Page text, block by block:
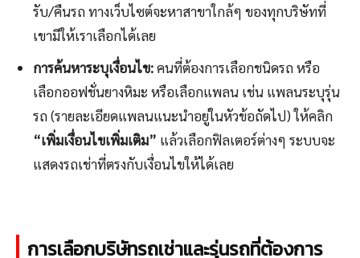
รับ/คืนรถ ทางเว็บไซต์จะหาสาขาใกล้ๆ ของทุกบริษัทที่
เขามีให้เราเลือกได้เลย
การค้นหาระบุเงื่อนไข:คนที่ต้องการเลือกชนิดรถ หรือ
เลือกออฟชั่นยางหิมะ หรือเลือกแพลน เช่น แพลนระบุรุ่น
รถ (รายละเอียดแพลนแนะนำอยู่ในหัวข้อถัดไป) ให้คลิก
“เพิ่มเงื่อนไขเพิ่มเติม” แล้วเลือกฟิลเตอร์ต่างๆ ระบบจะ
แสดงรถเช่าที่ตรงกับเงื่อนไขให้ได้เลย
การเลือกบริษัทรถเช่าและรุ่นรถที่ต้องการ